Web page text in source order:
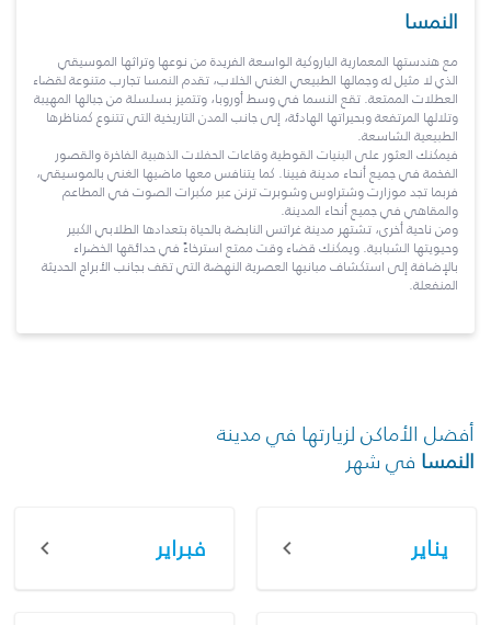
النمسا
مع هندستها المعمارية الباروكية الواسعة الفريدة من نوعها وتراثها الموسيقي
الذي لا مثيل له وجمالها الطبيعي الغني الخلاب، تقدم النمسا تجارب متنوعة لقضاء
العطلات الممتعة. تقع النسما في وسط أوروبا، وتتميز بسلسلة من جبالها المهيبة
وتلالها المرتفعة وبحيراتها الهادئة، إلى جانب المدن التاريخية التي تتنوع كمناظرها
الطبيعية الشاسعة.
فيمكنك العثور على البنيات القوطية وقاعات الحفلات الذهبية الفاخرة والقصور
الفخمة في جميع أنحاء مدينة فيينا. كما يتنافس معها ماضيها الغني بالموسيقي،
فربما تجد موزارت وشتراوس وشوبرت ترنن عبر مكبرات الصوت في المطاعم
والمقاهي في جميع أنحاء المدينة.
ومن ناحية أخرى، تشتهر مدينة غراتس النابضة بالحياة بتعدادها الطلابي الكبير
وحيويتها الشبابية. ويمكنك قضاء وقت ممتع استرخاءً في حدائقها الخضراء
بالإضافة إلى استكشاف مبانيها العصرية النهضة التي تقف بجانب الأبراج الحديثة
المنفعلة.
أفضل الأماكن لزيارتها في مدينة
النمسا في شهر
يناير فبراير